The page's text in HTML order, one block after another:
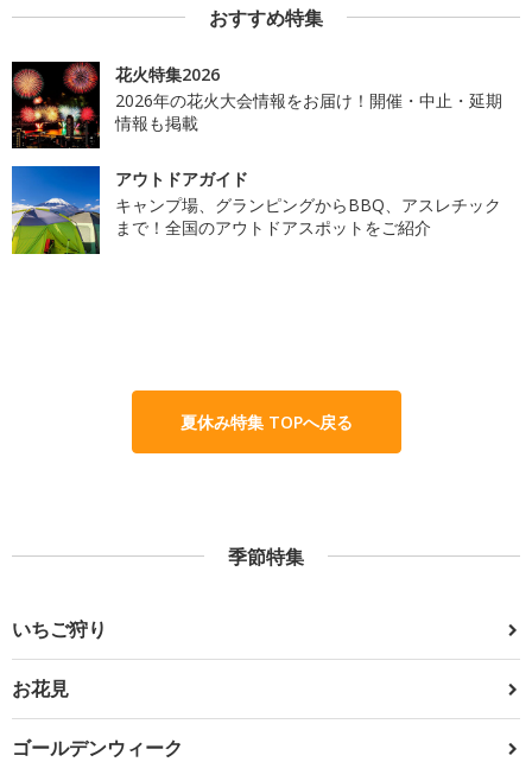
おすすめ特集
花火特集2026
2026年の花火大会情報をお届け！開催・中止・延期
情報も掲載
アウトドアガイド
キャンプ場、グランピングからBBQ、アスレチック
まで！全国のアウトドアスポットをご紹介
夏休み特集 TOPへ戻る
季節特集
いちご狩り
お花見
ゴールデンウィーク